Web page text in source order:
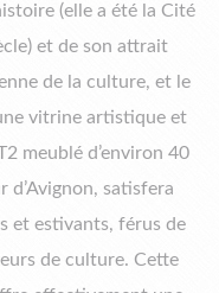
(elle a été la Cité
et de son attrait
de la culture, et le
vitrine artistique et
meublé d’environ 40
d’Avignon, satisfera
et estivants, férus de
de culture. Cette